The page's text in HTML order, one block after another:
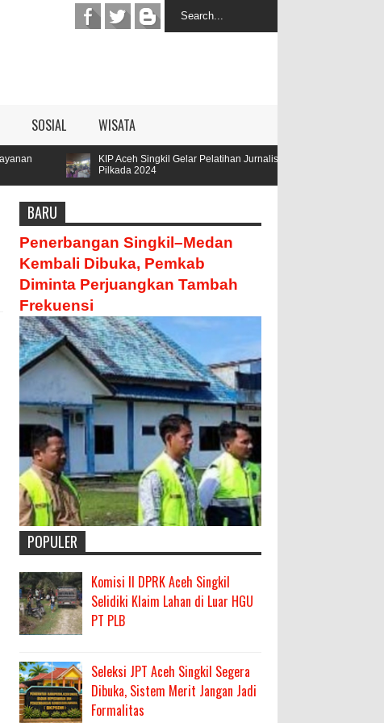
SOSIAL WISATA
KIP Aceh Singkil Gelar Pelatihan Jurnalis
Parengge Rengge
BARU
Penerbangan Singkil–Medan
Kembali Dibuka, Pemkab
Diminta Perjuangkan Tambah
Frekuensi
POPULER
Komisi II DPRK Aceh Singkil
Selidiki Klaim Lahan di Luar HGU
PT PLB
Seleksi JPT Aceh Singkil Segera
Dibuka, Sistem Merit Jangan Jadi
Formalitas